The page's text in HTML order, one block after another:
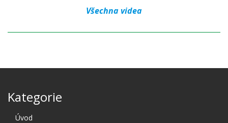
Všechna videa
Kategorie
Úvod